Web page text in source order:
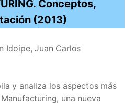
Conceptos,
(2013)
Idoipe, Juan Carlos
y analiza los aspectos más
una nueva